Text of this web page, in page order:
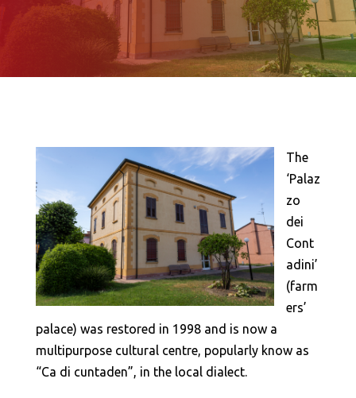
The
‘Palaz
zo
dei
Cont
adini’
(farm
ers’
palace) was restored in 1998 and is now a
multipurpose cultural centre, popularly know as
“Ca di cuntaden”, in the local dialect.